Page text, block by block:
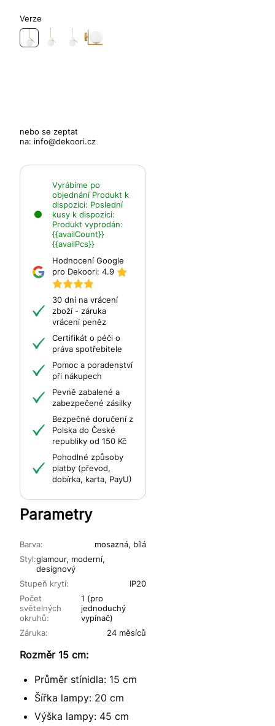
Verze
nebo se zeptat
na: info@dekoori.cz
Vyrábíme po
objednání Produkt k
dispozici: Poslední
kusy k dispozici:
Produkt vyprodán:
{{availCount}}
{{availPcs}}
Hodnocení Google
pro Dekoori: 4.9
30 dní na vrácení
zboží - záruka
vrácení peněz
Certifikát o péči o
práva spotřebitele
Pomoc a poradenství
při nákupech
Pevně zabalené a
zabezpečené zásilky
Bezpečné doručení z
Polska do České
republiky od 150 Kč
Pohodlné způsoby
platby (převod,
dobírka, karta, PayU)
Parametry
Barva: mosazná, bílá
Stupeň krytí: IP20
Záruka: 24 měsíců
Styl:glamour, moderní,
designový
Počet
světelných
okruhů:
1 (pro
jednoduchý
vypínač)
Rozměr 15 cm:
Průměr stínidla: 15 cm
Šířka lampy: 20 cm
Výška lampy: 45 cm